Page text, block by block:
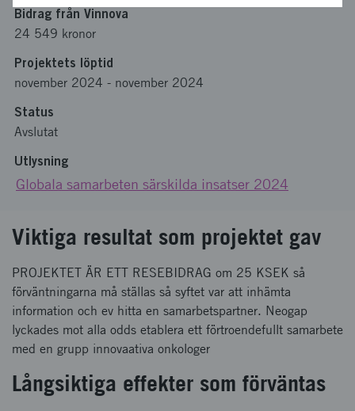
Bidrag från Vinnova
24 549 kronor
Projektets löptid
november 2024 - november 2024
Status
Avslutat
Utlysning
Globala samarbeten särskilda insatser 2024
Viktiga resultat som projektet gav
PROJEKTET ÄR ETT RESEBIDRAG om 25 KSEK så
förväntningarna må ställas så syftet var att inhämta
information och ev hitta en samarbetspartner. Neogap
lyckades mot alla odds etablera ett förtroendefullt samarbete
med en grupp innovaativa onkologer
Långsiktiga effekter som förväntas